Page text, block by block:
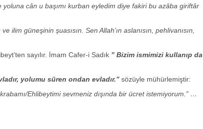
yoluna cân u başımı kurban eyledim diye fakiri bu azâba giriftâr
ilim güneşinin şuasısın. Sen Allah’ın aslanısın, pehlivanısın,
sayılır. İmam Cafer-i Sadık ” Bizim ismimizi kullanıp da
yolumu süren ondan evladır.” sözüyle mühürlemiştir:
Ehlibeytimi sevmeniz dışında bir ücret istemiyorum.” …